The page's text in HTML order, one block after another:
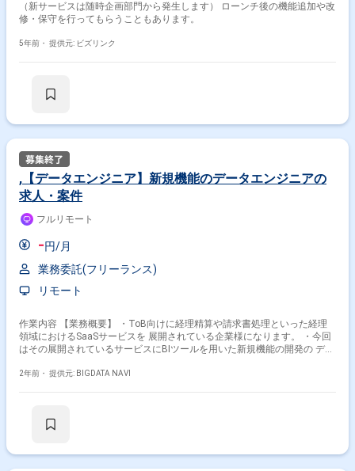
（新サービスは随時企画部門から発生します） ローンチ後の機能追加や改
修・保守を行ってもらうこともあります。
5年前・ 提供元: ビズリンク
,【データエンジニア】新規機能のデータエンジニアの
求人・案件
フルリモート
-円/月
業務委託(フリーランス)
リモート
作業内容 【業務概要】 ・ToB向けに経理精算や請求書処理といった経理
領域におけるSaaSサービスを 展開されている企業様になります。 ・今回
はその展開されているサービスにBIツールを用いた新規機能の開発の デー
を利用し、データウェアハウスやBIツールの構築等に携わって頂きます。
定（PdMの方と決めて頂きます） ・DB：PostgreSQL、RDS ・その他:：
2年前・ 提供元: BIGDATA NAVI
掛け合わせ条件で絞り込む
特徴で絞り込む
その他の条件で検索する